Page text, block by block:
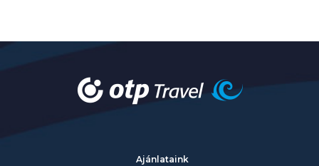
Ajánlataink